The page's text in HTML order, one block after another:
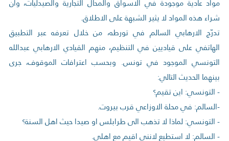
مواد عادية موجودة في الاسواق والمحال التجارية والصيدليات، وان
شراء هذه المواد لا يثير الشبهة على الاطلاق.
تدرّج الارهابي السالم في تورطه، من خلال تعرفه عبر التطبيق
الهاتفي على قياديين في التنظيم، منهم القيادي الارهابي عبدالله
التونسي الموجود في تونس. وبحسب اعترافات الموقوف، جرى
بينهما الحديث التالي:
- التونسي: اين تقيم؟
-السالم: في محلة الاوزاعي قرب بيروت.
- التونسي: لماذا لا تذهب الى طرابلس او صيدا حيث اهل السنة؟
- السالم: لا استطيع لانني اقيم مع اهلي.